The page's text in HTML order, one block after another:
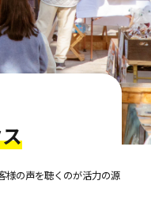
様の声を聴くのが活力の源